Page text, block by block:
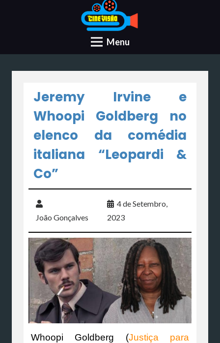
Menu
Jeremy Irvine e
Whoopi Goldberg no
elenco da comédia
italiana “Leopardi &
Co”
João Gonçalves
4 de Setembro,
2023
Whoopi Goldberg (Justiça para